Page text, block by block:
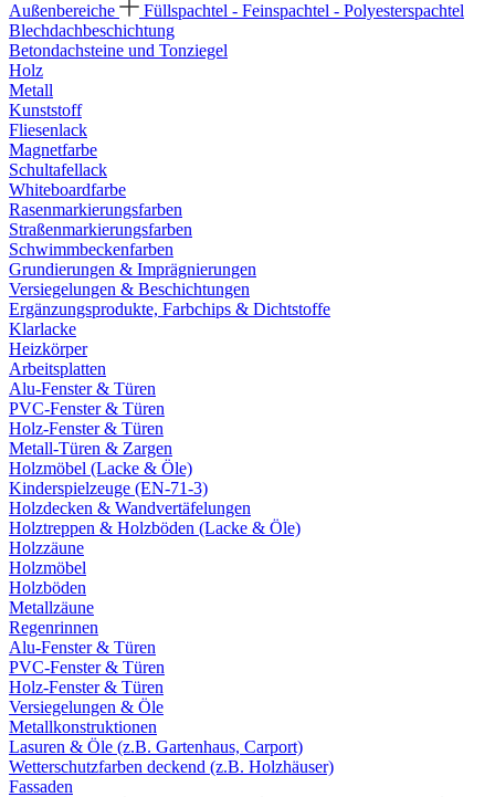
Außenbereiche
Füllspachtel - Feinspachtel - Polyesterspachtel
Blechdachbeschichtung
Betondachsteine und Tonziegel
Holz
Metall
Kunststoff
Fliesenlack
Magnetfarbe
Schultafellack
Whiteboardfarbe
Rasenmarkierungsfarben
Straßenmarkierungsfarben
Schwimmbeckenfarben
Grundierungen & Imprägnierungen
Versiegelungen & Beschichtungen
Ergänzungsprodukte, Farbchips & Dichtstoffe
Klarlacke
Heizkörper
Arbeitsplatten
Alu-Fenster & Türen
PVC-Fenster & Türen
Holz-Fenster & Türen
Metall-Türen & Zargen
Holzmöbel (Lacke & Öle)
Kinderspielzeuge (EN-71-3)
Holzdecken & Wandvertäfelungen
Holztreppen & Holzböden (Lacke & Öle)
Holzzäune
Holzmöbel
Holzböden
Metallzäune
Regenrinnen
Alu-Fenster & Türen
PVC-Fenster & Türen
Holz-Fenster & Türen
Versiegelungen & Öle
Metallkonstruktionen
Lasuren & Öle (z.B. Gartenhaus, Carport)
Wetterschutzfarben deckend (z.B. Holzhäuser)
Fassaden